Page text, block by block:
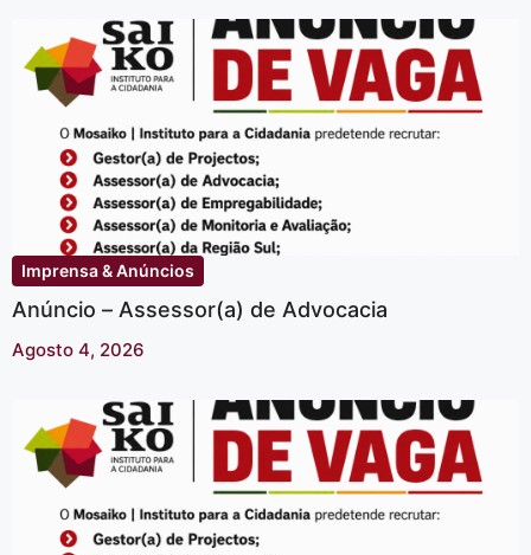
Imprensa & Anúncios
Anúncio – Assessor(a) de Advocacia
Agosto 4, 2026